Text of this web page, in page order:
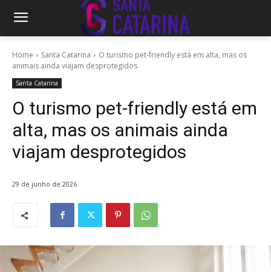
Home Santa Catarina
O turismo pet-friendly está em alta, mas os
animais ainda viajam desprotegidos
Santa Catarina
O turismo pet-friendly está em
alta, mas os animais ainda
viajam desprotegidos
29 de junho de 2026